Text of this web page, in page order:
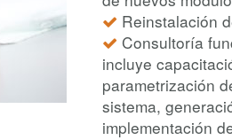
Reinstalación
Consultoría
incluye
parametrización
sistema,
implementación